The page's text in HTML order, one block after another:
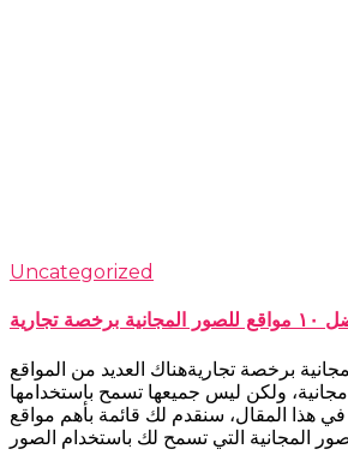
Uncategorized
برخصة تجارية
برخصة تجاريةهناك العديد من المواقع
ولكن ليس جميعها تسمح باستخدامها
في هذا المقال، سنقدم لك قائمة بأهم مواقع
المجانية التي تسمح لك باستخدام الصور